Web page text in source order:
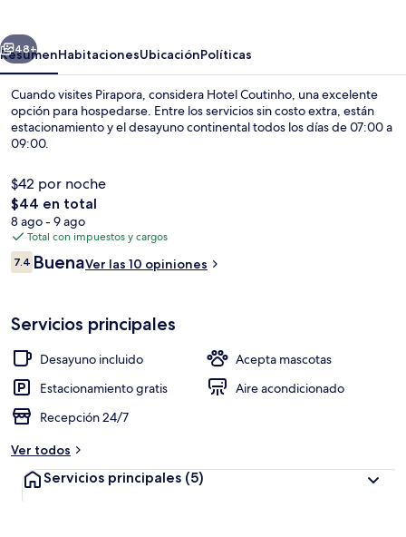
Siguiente
48+
ResumenHabitacionesUbicaciónPolíticas
Cuando visites Pirapora, considera Hotel Coutinho, una excelente
opción para hospedarse. Entre los servicios sin costo extra, están
estacionamiento y el desayuno continental todos los días de 07:00 a
09:00.
$42 por noche
El
precio
total
es
de
$44 en total
8 ago - 9 ago
Total con impuestos y cargos
Opiniones
7.47.4 de 10,
BuenaVer las 10 opiniones
Servicios principales
Desayuno incluido
Acepta mascotas
Estacionamiento gratis
Aire acondicionado
Recepción 24/7
Ver todos
Servicios principales (5)